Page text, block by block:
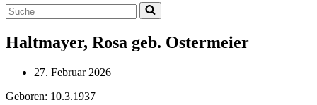
Suchen
nach …
Haltmayer, Rosa geb. Ostermeier
27. Februar 2026
Geboren: 10.3.1937